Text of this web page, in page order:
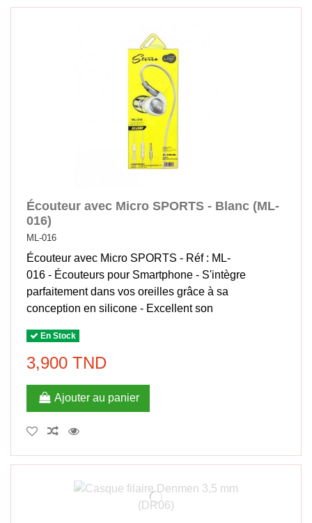
Écouteur avec Micro SPORTS - Blanc (ML-
016)
ML-016
Écouteur avec Micro SPORTS - Réf : ML-
016 - Écouteurs pour Smartphone - S'intègre
parfaitement dans vos oreilles grâce à sa
conception en silicone - Excellent son
En Stock
3,900 TND
Ajouter au panier